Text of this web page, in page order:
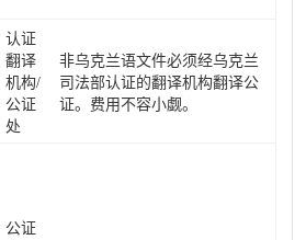
认证
翻译
机构/
公证
处
非乌克兰语文件必须经乌克兰
司法部认证的翻译机构翻译公
证。费用不容小觑。
公证